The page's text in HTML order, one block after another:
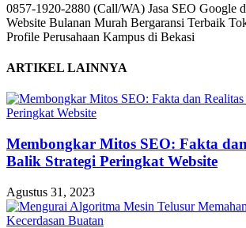
0857-1920-2880 (Call/WA) Jasa SEO Google
Website Bulanan Murah Bergaransi Terbaik
Profile Perusahaan Kampus di Bekasi
ARTIKEL LAINNYA
Membongkar Mitos SEO: Fakta
Balik Strategi Peringkat Website
Agustus 31, 2023